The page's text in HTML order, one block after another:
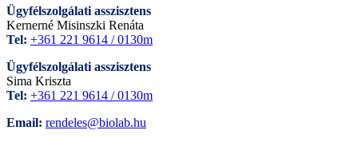
Ügyfélszolgálati asszisztens
Kernerné Misinszki Renáta
Tel: +361 221 9614 / 0130m
Ügyfélszolgálati asszisztens
Sima Kriszta
Tel: +361 221 9614 / 0130m
Email: rendeles@biolab.hu